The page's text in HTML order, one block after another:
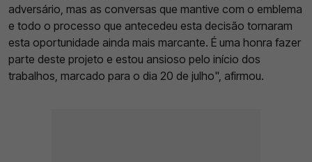
adversário, mas as conversas que mantive com o emblema
e todo o processo que antecedeu esta decisão tornaram
esta oportunidade ainda mais marcante. É uma honra fazer
parte deste projeto e estou ansioso pelo início dos
trabalhos, marcado para o dia 20 de julho", afirmou.